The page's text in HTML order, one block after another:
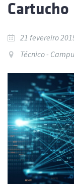
Cartucho
21 fevereiro
Técnico -